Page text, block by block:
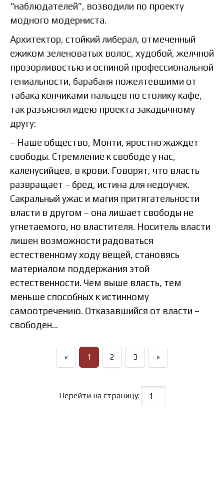
“наблюдателей”, возводили по проекту
модного модерниста.
Архитектор, стойкий либерал, отмеченный
ежиком зеленоватых волос, худобой, желчной
прозорливостью и оспиной профессиональной
гениальности, барабаня пожелтевшими от
табака кончиками пальцев по столику кафе,
так разъяснял идею проекта закадычному
другу:
– Наше общество, Монти, яростно жаждет
свободы. Стремление к свободе у нас,
каленусийцев, в крови. Говорят, что власть
развращает – бред, истина для недоучек.
Сакральный ужас и магия притягательности
власти в другом – она лишает свободы не
угнетаемого, но властителя. Носитель власти
лишен возможности радоваться
естественному ходу вещей, становясь
материалом поддержания этой
естественности. Чем выше власть, тем
меньше способных к истинному
самоотречению. Отказавшийся от власти –
свободен…
« 1 2 3 »
Перейти на страницу: